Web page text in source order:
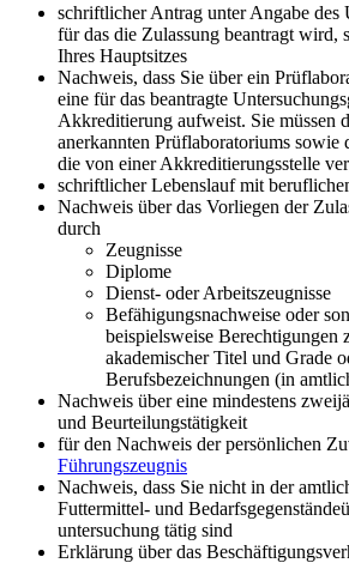
schriftlicher Antrag unter Angabe des
für das die Zulassung beantragt wird,
Ihres Hauptsitzes
Nachweis, dass Sie über ein
eine für das beantragte
Akkreditierung aufweist. Sie müssen
anerkannten Prüflaboratoriums sowie
die von einer Akkreditierungsstelle
schriftlicher Lebenslauf mit
Nachweis über das Vorliegen der
durch
Zeugnisse
Diplome
Dienst- oder Arbeitszeugnisse
Befähigungsnachweise oder
beispielsweise Berechtigungen
akademischer Titel und Grade
Berufsbezeichnungen (in
Nachweis über eine mindestens
und Beurteilungstätigkeit
für den Nachweis der persönlichen
Führungszeugnis
Nachweis, dass Sie nicht in der
Futtermittel- und
untersuchung tätig sind
Erklärung über das